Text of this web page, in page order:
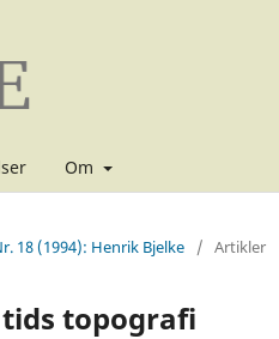
Om
18 (1994): Henrik Bjelke / Artikler
topografi